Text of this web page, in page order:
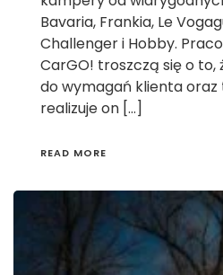
Bavaria, Frankia, Le
Challenger i Hobby.
CarGO! troszczą się o
do wymagań klienta oraz
realizuje on […]
READ MORE